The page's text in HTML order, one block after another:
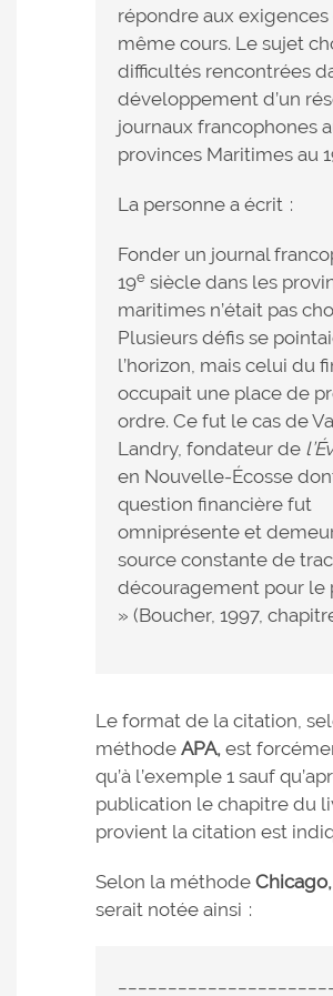
répondre aux
même cours. Le sujet
difficultés rencontrées
développement d’un
journaux francophones
provinces Maritimes au
La personne a écrit :
Fonder un journal
19e siècle dans les
maritimes n’était pas
Plusieurs défis se
l’horizon, mais celui du
occupait une place de
ordre. Ce fut le cas de
Landry, fondateur de
en Nouvelle-Écosse
question financière fut
omniprésente et
source constante de
découragement pour le
» (Boucher, 1997,
Le format de la citation,
méthode APA, est
qu’à l’exemple 1 sauf
publication le chapitre du
provient la citation est
Selon la méthode Chicago,
serait notée ainsi :